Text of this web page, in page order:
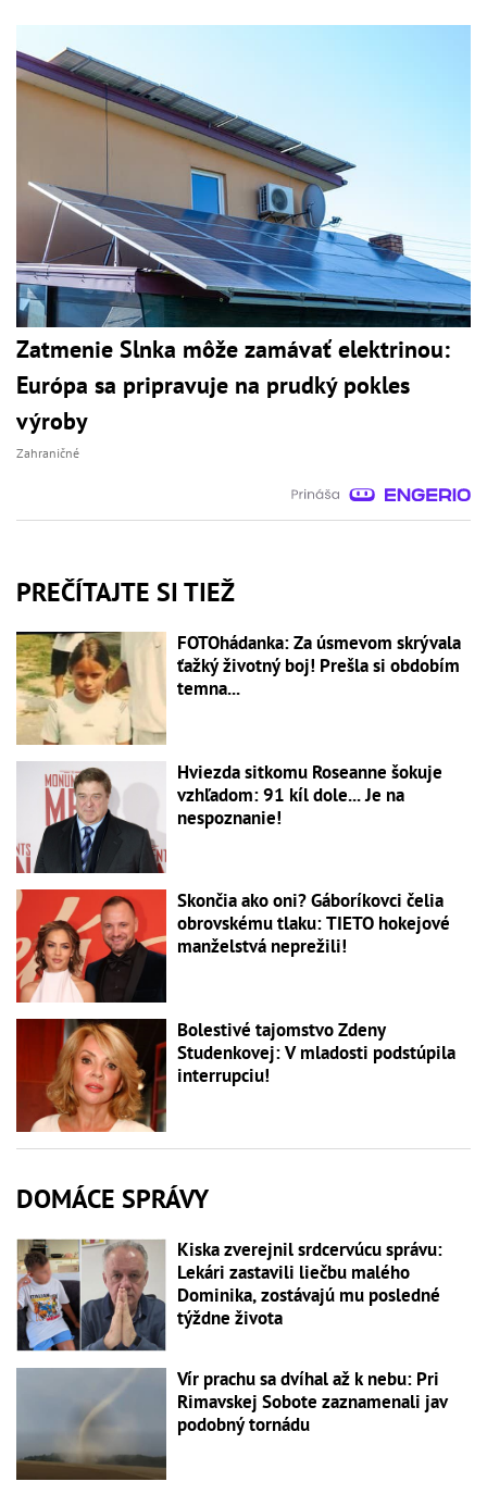
Zatmenie Slnka môže zamávať elektrinou:
Európa sa pripravuje na prudký pokles
výroby
Zahraničné
PREČÍTAJTE SI TIEŽ
FOTOhádanka: Za úsmevom skrývala
ťažký životný boj! Prešla si obdobím
temna...
Hviezda sitkomu Roseanne šokuje
vzhľadom: 91 kíl dole... Je na
nespoznanie!
Skončia ako oni? Gáboríkovci čelia
obrovskému tlaku: TIETO hokejové
manželstvá neprežili!
Bolestivé tajomstvo Zdeny
Studenkovej: V mladosti podstúpila
interrupciu!
DOMÁCE SPRÁVY
Kiska zverejnil srdcervúcu správu:
Lekári zastavili liečbu malého
Dominika, zostávajú mu posledné
týždne života
Vír prachu sa dvíhal až k nebu: Pri
Rimavskej Sobote zaznamenali jav
podobný tornádu